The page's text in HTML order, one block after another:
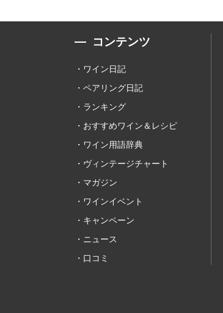
コンテンツ
ワイン日記
ペアリング日記
ランキング
おすすめワイン＆レシピ
ワイン用語辞典
ヴィンテージチャート
マガジン
ワインイベント
キャンペーン
ニュース
口コミ